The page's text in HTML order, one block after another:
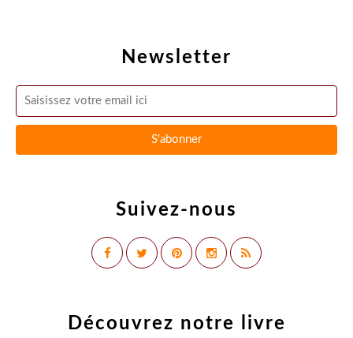
Newsletter
Suivez-nous
Découvrez notre livre